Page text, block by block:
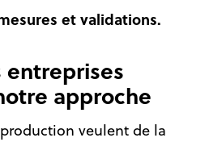
et validations.
entreprises
approche
veulent de la